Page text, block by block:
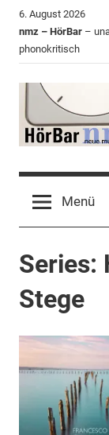
Zum
Inhalt
springen
6. August 2026
nmz – HörBar –
phonokritisch
HörBar
der
nmz
Menü
Series:
Stege